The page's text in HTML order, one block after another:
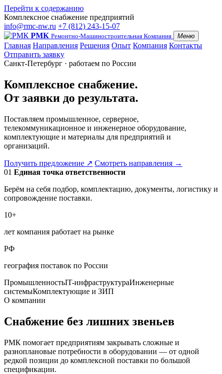
Перейти к содержанию
Комплексное снабжение предприятий
info@rmc-nw.ru +7 (812) 243-15-07
РМК Ремонтно-Машиностроительная Компания Меню
Главная Направления Решения Опыт Компания Контакты
Отправить заявку
Санкт-Петербург · работаем по России
Комплексное снабжение.
От заявки до результата.
Поставляем промышленное, серверное,
телекоммуникационное и инженерное оборудование,
комплектующие и материалы для предприятий и
организаций.
Получить предложение ↗ Смотреть направления →
01 Единая точка ответственности
Берём на себя подбор, комплектацию, документы, логистику и
сопровождение поставки.
10+
лет компания работает на рынке
РФ
география поставок по России
ПромышленностьIT-инфраструктураИнженерные
системыКомплектующие и ЗИП
О компании
Снабжение без лишних звеньев
РМК помогает предприятиям закрывать сложные и
разноплановые потребности в оборудовании — от одной
редкой позиции до комплексной поставки по большой
спецификации.